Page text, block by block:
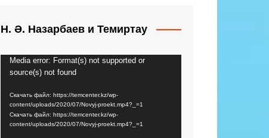
Н. Ә. Назарбаев и Темиртау
Видеоплеер
Media error: Format(s) not supported or
source(s) not found
Скачать файл: https://temcenter.kz/wp-
content/uploads/2020/07/Novyj-proekt.mp4?_=1
Скачать файл: https://temcenter.kz/wp-
content/uploads/2020/07/Novyj-proekt.mp4?_=1